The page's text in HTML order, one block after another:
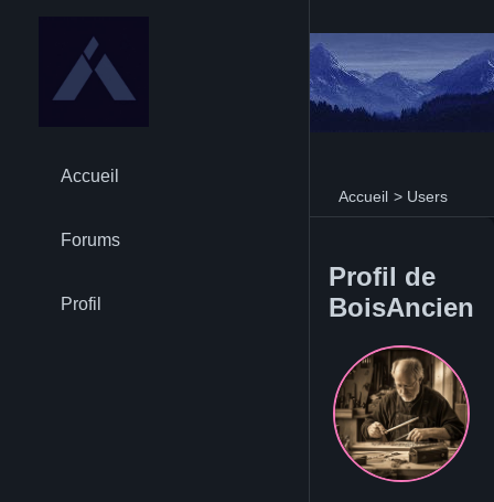
Accueil > Users
Accueil
Forums
Profil
Profil de
BoisAncien